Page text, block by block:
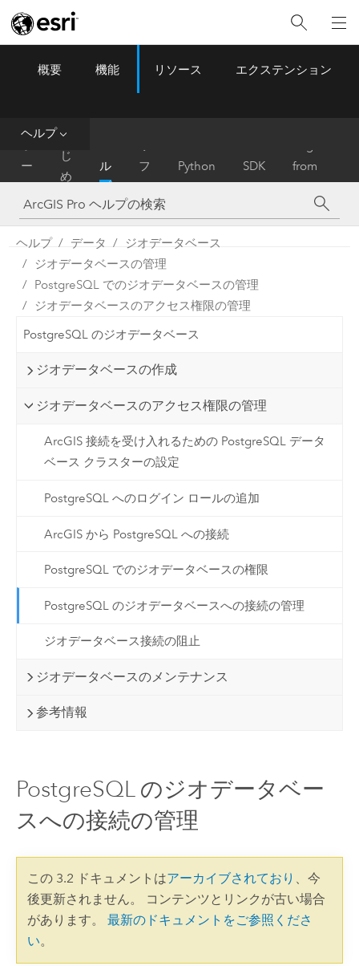
ArcGIS Pro Menu
概要 機能 リソース エクステンション
ヘルプ
ー
ム
は
じ
め
に
ル
プ
フ
ァ
レ
ン
ス
Python SDK
from
ArcMap
ヘルプ データ
ジオデータベース
ジオデータベースの管理
PostgreSQL でのジオデータベースの管理
ジオデータベースのアクセス権限の管理
PostgreSQL のジオデータベース
ジオデータベースの作成
ジオデータベースのアクセス権限の管理
ArcGIS 接続を受け入れるための PostgreSQL データ
ベース クラスターの設定
PostgreSQL へのログイン ロールの追加
ArcGIS から PostgreSQL への接続
PostgreSQL でのジオデータベースの権限
PostgreSQL のジオデータベースへの接続の管理
ジオデータベース接続の阻止
ジオデータベースのメンテナンス
参考情報
PostgreSQL のジオデータベー
スへの接続の管理
この 3.2 ドキュメントはアーカイブされており 、今
後更新されません。 コンテンツとリンクが古い場合
があります。 最新のドキュメントをご参照くださ
い。